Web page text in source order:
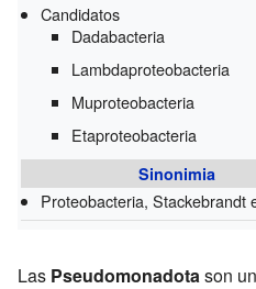
Candidatos
Dadabacteria
Lambdaproteobacteria
Muproteobacteria
Etaproteobacteria
Sinonimia
Proteobacteria, Stackebrandt
Las Pseudomonadotason